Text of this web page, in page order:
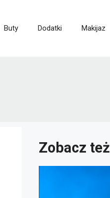
Buty Dodatki Makijaz
Zobacz też